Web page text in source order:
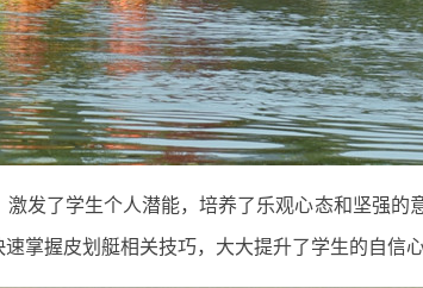
了学生个人潜能，培养了乐观心态和坚强的
掌握皮划艇相关技巧，大大提升了学生的自信心